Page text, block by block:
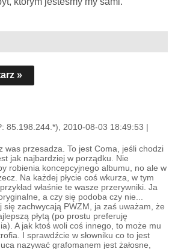
»
85.198.244.*), 2010-08-03 18:49:53 |
was przesadza. To jest Coma, jeśli chodzi
jak najbardziej w porządku. Nie
robienia koncepcyjnego albumu, no ale w
Na każdej płycie coś wkurza, w tym
właśnie te wasze przerywniki. Ja
a czy się podoba czy nie...
się zachwycają PWZM, ja zaś uważam, że
płytą (po prostu preferuję
A jak ktoś woli coś innego, to może mu
I sprawdźcie w słowniku co to jest
nazywać grafomanem jest żałosne,